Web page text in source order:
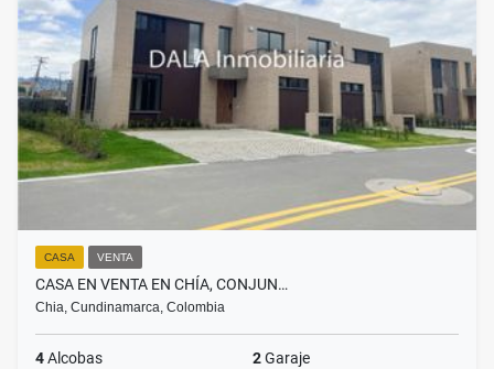
CASA VENTA
CASA EN VENTA EN CHÍA, CONJUN…
Chia, Cundinamarca, Colombia
4Alcobas 2Garaje